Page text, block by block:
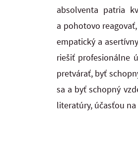
absolventa patria
a pohotovo
empatický a
riešiť profesionálne
pretvárať, byť
sa a byť schopný
literatúry, účasťou